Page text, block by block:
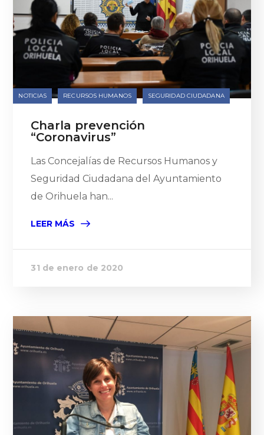
NOTICIAS RECURSOS HUMANOS SEGURIDAD CIUDADANA
Charla prevención
“Coronavirus”
Las Concejalías de Recursos Humanos y
Seguridad Ciudadana del Ayuntamiento
de Orihuela han...
LEER MÁS
31 de enero de 2020